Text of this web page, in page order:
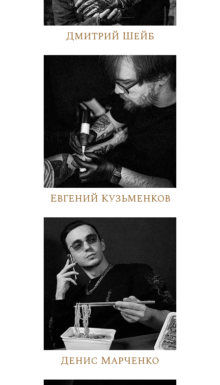
Дмитрий Шейб
Евгений Кузьменков
Денис Марченко